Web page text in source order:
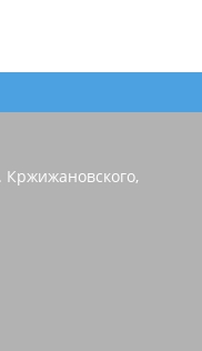
Кржижановского,